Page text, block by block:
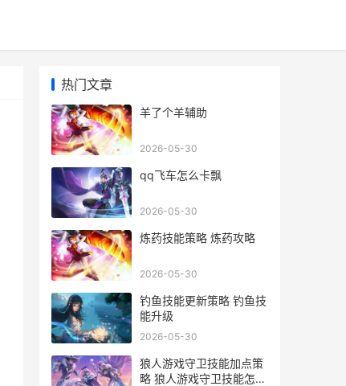
热门文章
羊了个羊辅助
2026-05-30
qq飞车怎么卡飘
2026-05-30
炼药技能策略 炼药攻略
2026-05-30
钓鱼技能更新策略 钓鱼技
能升级
2026-05-30
狼人游戏守卫技能加点策
略 狼人游戏守卫技能怎么